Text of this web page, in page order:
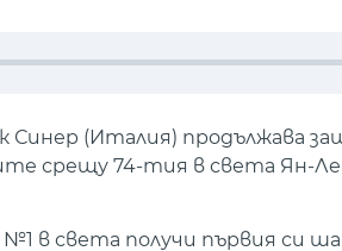
(Италия) продължава
срещу 74-тия в света Ян-
в света получи първия си